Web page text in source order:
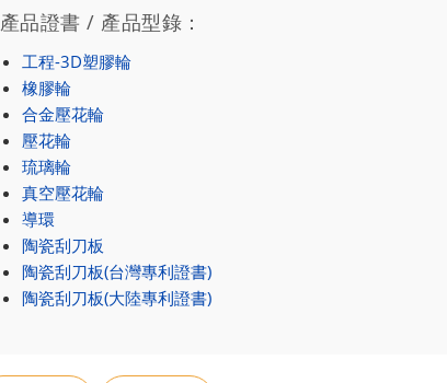
產品證書 / 產品型錄：
工程-3D塑膠輪
橡膠輪
合金壓花輪
壓花輪
琉璃輪
真空壓花輪
導環
陶瓷刮刀板
陶瓷刮刀板(台灣專利證書)
陶瓷刮刀板(大陸專利證書)